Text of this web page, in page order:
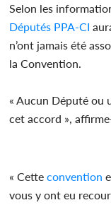
Selon les
Députés PPA-CI
n’ont jamais été
la Convention.
« Aucun Député ou
cet accord »,
« Cetteconvention
vous y ont eu